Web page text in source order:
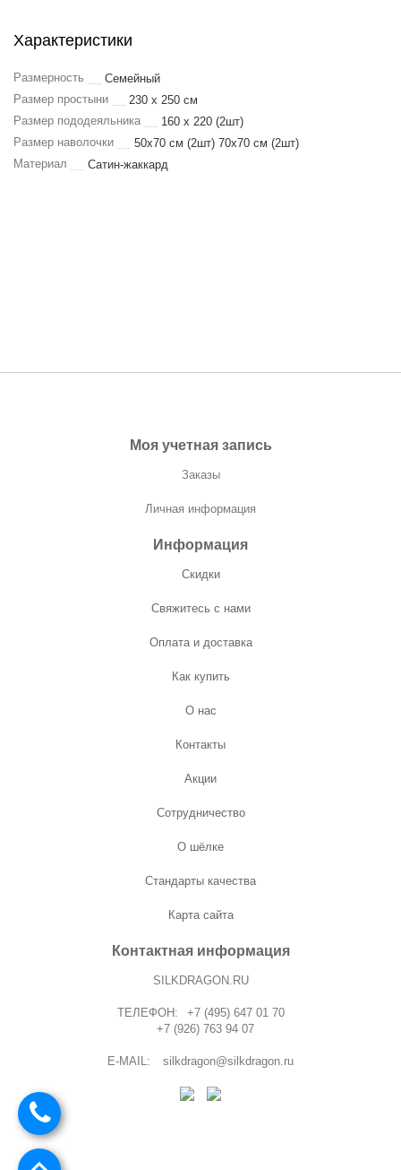
Характеристики
Размерность
Семейный
Размер простыни
230 х 250 см
Размер пододеяльника
160 х 220 (2шт)
Размер наволочки
50х70 см (2шт) 70х70 см (2шт)
Материал
Сатин-жаккард
Моя учетная запись
Заказы
Личная информация
Информация
Скидки
Свяжитесь с нами
Оплата и доставка
Как купить
О нас
Контакты
Акции
Сотрудничество
О шёлке
Стандарты качества
Карта сайта
Контактная информация
SILKDRAGON.RU
ТЕЛЕФОН:
+7 (495) 647 01 70
+7 (926) 763 94 07
E-MAIL: silkdragon@silkdragon.ru